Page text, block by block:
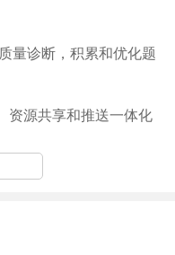
量诊断，积累和优化题
资源共享和推送一体化
赋分制和等级分制
学加工能力进行定量分